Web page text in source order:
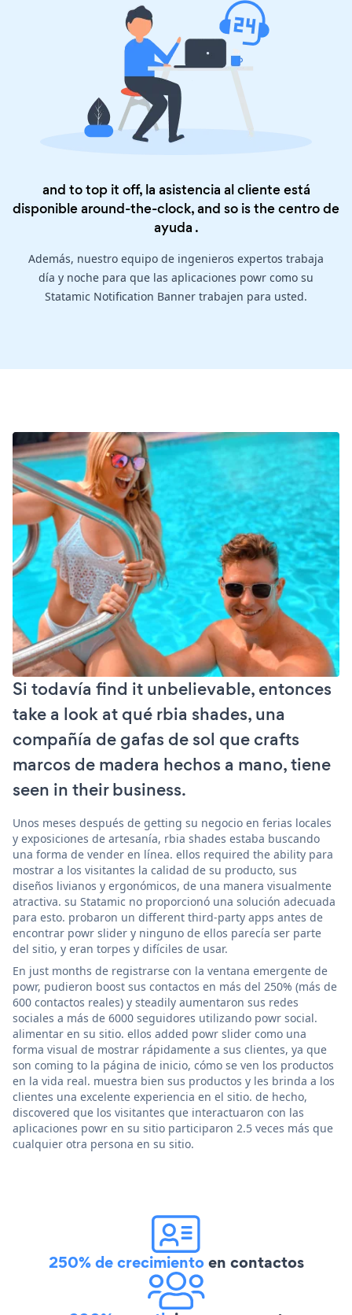
and to top it off, la asistencia al cliente está
disponible around-the-clock, and so is thecentro de
ayuda .
Además, nuestro equipo de ingenieros expertos trabaja
día y noche para que las aplicaciones powr como su
Statamic Notification Banner trabajen para usted.
Si todavía find it unbelievable, entonces
take a look at qué rbia shades, una
compañía de gafas de sol que crafts
marcos de madera hechos a mano, tiene
seen in their business.
Unos meses después de getting su negocio en ferias locales
y exposiciones de artesanía, rbia shades estaba buscando
una forma de vender en línea. ellos required the ability para
mostrar a los visitantes la calidad de su producto, sus
diseños livianos y ergonómicos, de una manera visualmente
atractiva. su Statamic no proporcionó una solución adecuada
para esto. probaron un different third-party apps antes de
encontrar powr slider y ninguno de ellos parecía ser parte
del sitio, y eran torpes y difíciles de usar.
En just months de registrarse con la ventana emergente de
powr, pudieron boost sus contactos en más del 250% (más de
600 contactos reales) y steadily aumentaron sus redes
sociales a más de 6000 seguidores utilizando powr social.
alimentar en su sitio. ellos added powr slider como una
forma visual de mostrar rápidamente a sus clientes, ya que
son coming to la página de inicio, cómo se ven los productos
en la vida real. muestra bien sus productos y les brinda a los
clientes una excelente experiencia en el sitio. de hecho,
discovered que los visitantes que interactuaron con las
aplicaciones powr en su sitio participaron 2.5 veces más que
cualquier otra persona en su sitio.
250% de crecimientoen contactos